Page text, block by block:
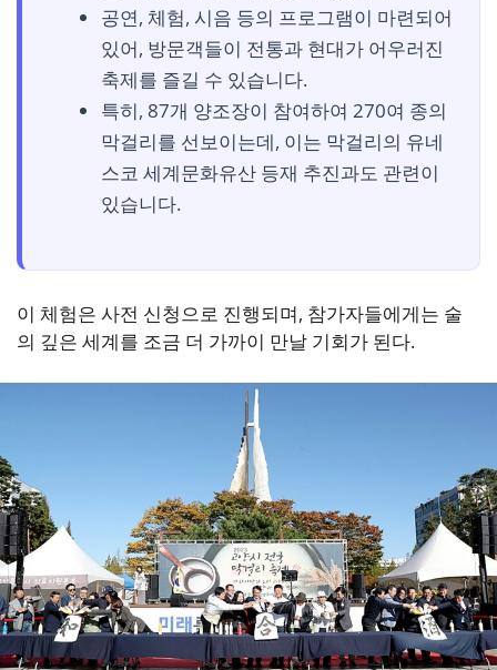
공연, 체험, 시음 등의 프로그램이 마련되어
있어, 방문객들이 전통과 현대가 어우러진
축제를 즐길 수 있습니다.
특히, 87개 양조장이 참여하여 270여 종의
막걸리를 선보이는데, 이는 막걸리의 유네
스코 세계문화유산 등재 추진과도 관련이
있습니다.
이 체험은 사전 신청으로 진행되며, 참가자들에게는 술
의 깊은 세계를 조금 더 가까이 만날 기회가 된다.